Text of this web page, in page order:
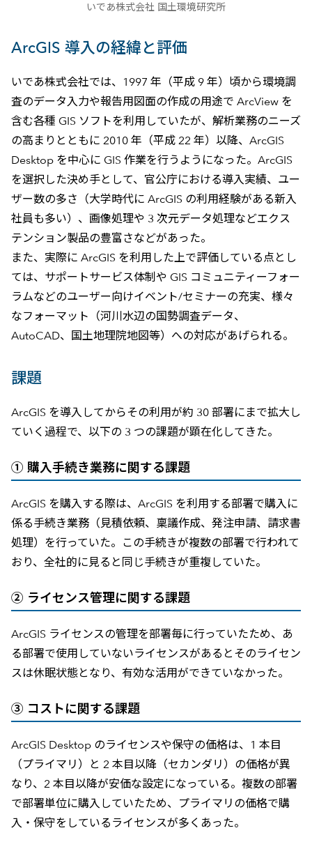
いであ株式会社 国土環境研究所
ArcGIS 導入の経緯と評価
いであ株式会社では、1997 年（平成 9 年）頃から環境調
査のデータ入力や報告用図面の作成の用途で ArcView を
含む各種 GIS ソフトを利用していたが、解析業務のニーズ
の高まりとともに 2010 年（平成 22 年）以降、ArcGIS
Desktop を中心に GIS 作業を行うようになった。ArcGIS
を選択した決め手として、官公庁における導入実績、ユー
ザー数の多さ（大学時代に ArcGIS の利用経験がある新入
社員も多い）、画像処理や 3 次元データ処理などエクス
テンション製品の豊富さなどがあった。
また、実際に ArcGIS を利用した上で評価している点とし
ては、サポートサービス体制や GIS コミュニティーフォー
ラムなどのユーザー向けイベント/セミナーの充実、様々
なフォーマット（河川水辺の国勢調査データ、
AutoCAD、国土地理院地図等）への対応があげられる。
課題
ArcGIS を導入してからその利用が約 30 部署にまで拡大し
ていく過程で、以下の 3 つの課題が顕在化してきた。
① 購入手続き業務に関する課題
ArcGIS を購入する際は、ArcGIS を利用する部署で購入に
係る手続き業務（見積依頼、稟議作成、発注申請、請求書
処理）を行っていた。この手続きが複数の部署で行われて
おり、全社的に見ると同じ手続きが重複していた。
② ライセンス管理に関する課題
ArcGIS ライセンスの管理を部署毎に行っていたため、あ
る部署で使用していないライセンスがあるとそのライセン
スは休眠状態となり、有効な活用ができていなかった。
③ コストに関する課題
ArcGIS Desktop のライセンスや保守の価格は、1 本目
（プライマリ）と 2 本目以降（セカンダリ）の価格が異
なり、2 本目以降が安価な設定になっている。複数の部署
で部署単位に購入していたため、プライマリの価格で購
入・保守をしているライセンスが多くあった。